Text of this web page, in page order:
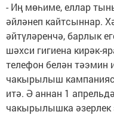
- Иң мөһиме, еллар
әйләнеп кайтсыннар.
әйтүләренчә, барлык
шәхси гигиена кирәк-
телефон белән тәэмин
чакырылыш
итә. Ә аннан 1
чакырылышка әзерлек